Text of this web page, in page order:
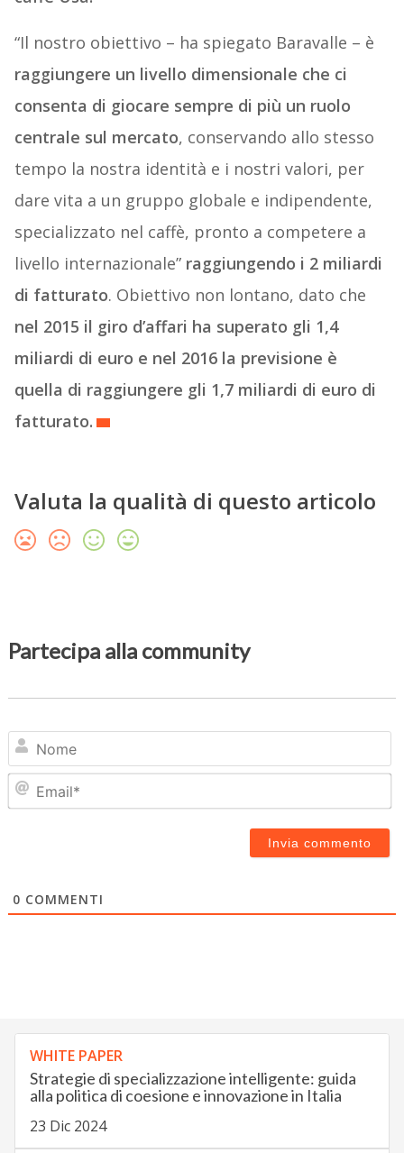
“Il nostro obiettivo – ha spiegato Baravalle – è
raggiungere un livello dimensionale che ci
consenta di giocare sempre di più un ruolo
centrale sul mercato, conservando allo stesso
tempo la nostra identità e i nostri valori, per
dare vita a un gruppo globale e indipendente,
specializzato nel caffè, pronto a competere a
livello internazionale” raggiungendo i 2 miliardi
di fatturato. Obiettivo non lontano, dato che
nel 2015 il giro d’affari ha superato gli 1,4
miliardi di euro e nel 2016 la previsione è
quella di raggiungere gli 1,7 miliardi di euro di
fatturato.
Valuta la qualità di questo articolo
Partecipa alla community
0 COMMENTI
WHITE PAPER
Strategie di specializzazione intelligente: guida
alla politica di coesione e innovazione in Italia
23 Dic 2024